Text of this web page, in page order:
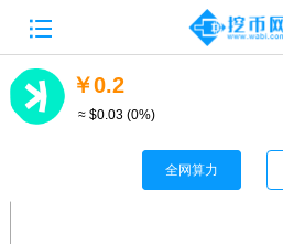

￥0.2
≈ $0.03 (0%)
全网算力